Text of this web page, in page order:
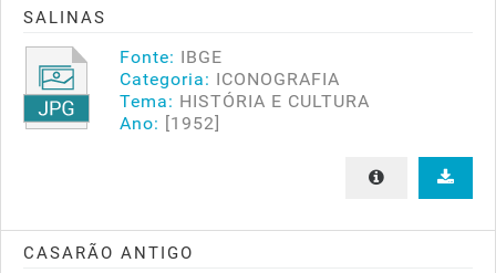
SALINAS
Fonte: IBGE
Categoria: ICONOGRAFIA
Tema: HISTÓRIA E CULTURA
Ano: [1952]
CASARÃO ANTIGO